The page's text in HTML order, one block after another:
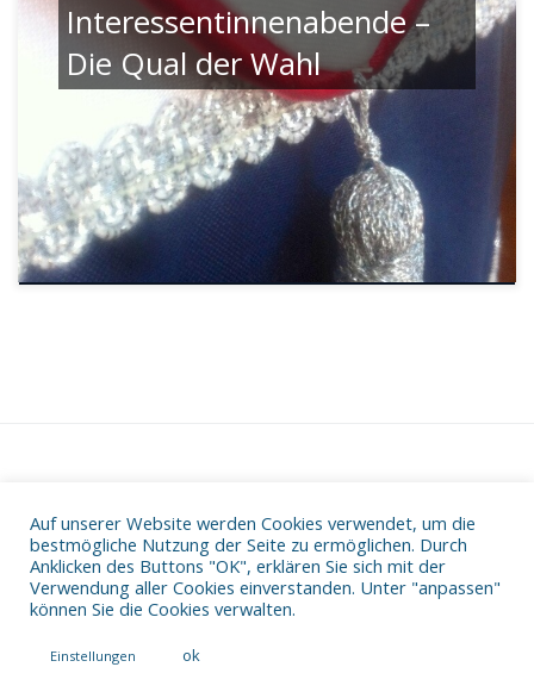
Interessentinnenabende –
Die Qual der Wahl
Datenschutz
Impressum
Auf unserer Website werden Cookies verwendet, um die
bestmögliche Nutzung der Seite zu ermöglichen. Durch
Anklicken des Buttons "OK", erklären Sie sich mit der
Verwendung aller Cookies einverstanden. Unter "anpassen"
können Sie die Cookies verwalten.
Einstellungen ok